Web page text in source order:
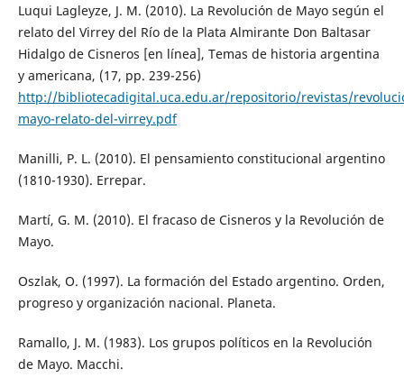
Luqui Lagleyze, J. M. (2010). La Revolución de Mayo según el
relato del Virrey del Río de la Plata Almirante Don Baltasar
Hidalgo de Cisneros [en línea], Temas de historia argentina
y americana, (17, pp. 239-256)
http://bibliotecadigital.uca.edu.ar/repositorio/revistas/
mayo-relato-del-virrey.pdf
Manilli, P. L. (2010). El pensamiento constitucional argentino
(1810-1930). Errepar.
Martí, G. M. (2010). El fracaso de Cisneros y la Revolución de
Mayo.
Oszlak, O. (1997). La formación del Estado argentino. Orden,
progreso y organización nacional. Planeta.
Ramallo, J. M. (1983). Los grupos políticos en la Revolución
de Mayo. Macchi.